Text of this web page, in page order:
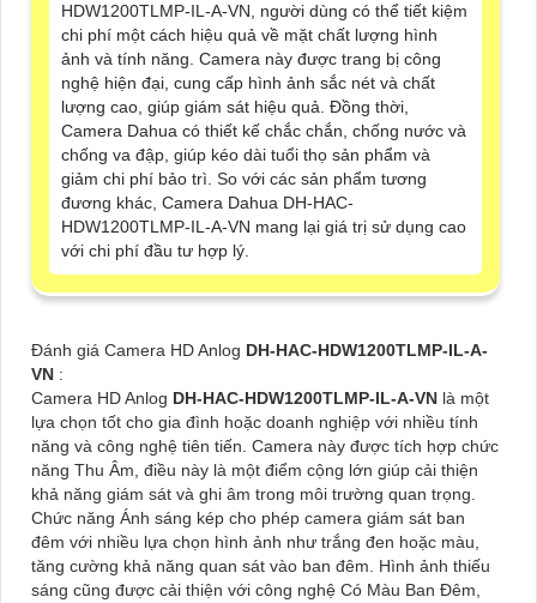
HDW1200TLMP-IL-A-VN, người dùng có thể tiết kiệm
chi phí một cách hiệu quả về mặt chất lượng hình
ảnh và tính năng. Camera này được trang bị công
nghệ hiện đại, cung cấp hình ảnh sắc nét và chất
lượng cao, giúp giám sát hiệu quả. Đồng thời,
Camera Dahua có thiết kế chắc chắn, chống nước và
chống va đập, giúp kéo dài tuổi thọ sản phẩm và
giảm chi phí bảo trì. So với các sản phẩm tương
đương khác, Camera Dahua DH-HAC-
HDW1200TLMP-IL-A-VN mang lại giá trị sử dụng cao
với chi phí đầu tư hợp lý.
Đánh giá Camera HD Anlog DH-HAC-HDW1200TLMP-IL-A-
VN :
Camera HD Anlog DH-HAC-HDW1200TLMP-IL-A-VN là một
lựa chọn tốt cho gia đình hoặc doanh nghiệp với nhiều tính
năng và công nghệ tiên tiến. Camera này được tích hợp chức
năng Thu Âm, điều này là một điểm cộng lớn giúp cải thiện
khả năng giám sát và ghi âm trong môi trường quan trọng.
Chức năng Ánh sáng kép cho phép camera giám sát ban
đêm với nhiều lựa chọn hình ảnh như trắng đen hoặc màu,
tăng cường khả năng quan sát vào ban đêm. Hình ảnh thiếu
sáng cũng được cải thiện với công nghệ Có Màu Ban Ðêm,